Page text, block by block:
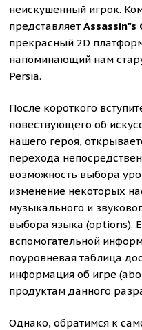
неискушенный игрок.
представляетAssassin"s
прекрасный 2D
напоминающий нам
Persia.
После короткого
повествующего об
нашего героя,
перехода
возможность выбора
изменение некоторых
музыкального и
выбора языка (options).
вспомогательной
поуровневая таблица
информация об игре
продуктам данного
Однако, обратимся к